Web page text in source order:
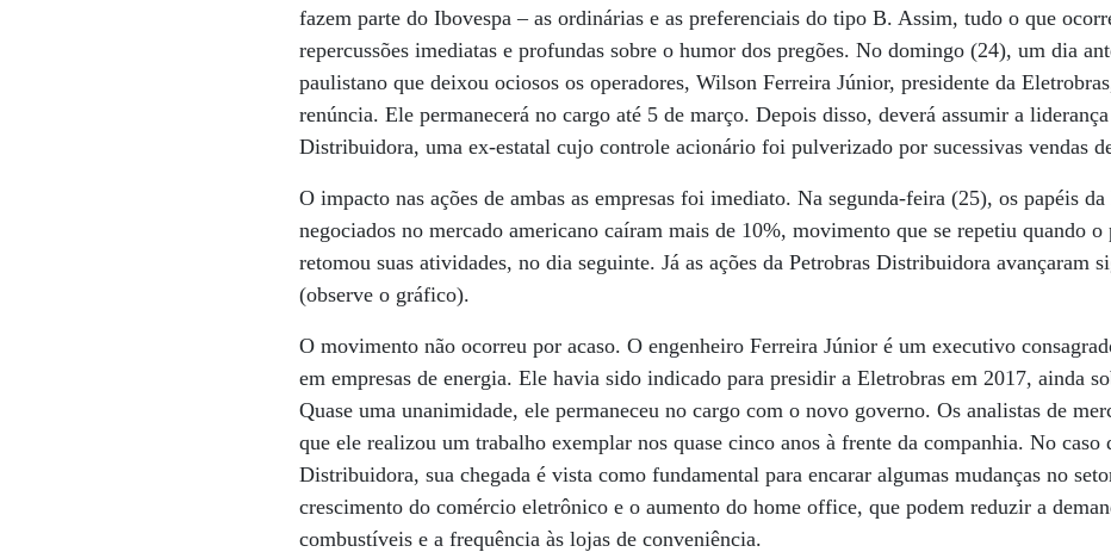
fazem parte do Ibovespa – as ordinárias e as preferenciais do tipo B. Assim, tudo o que
repercussões imediatas e profundas sobre o humor dos pregões. No domingo (24), um dia
paulistano que deixou ociosos os operadores, Wilson Ferreira Júnior, presidente da
renúncia. Ele permanecerá no cargo até 5 de março. Depois disso, deverá assumir a
Distribuidora, uma ex-estatal cujo controle acionário foi pulverizado por sucessivas vendas
O impacto nas ações de ambas as empresas foi imediato. Na segunda-feira (25), os papéis
negociados no mercado americano caíram mais de 10%, movimento que se repetiu quando
retomou suas atividades, no dia seguinte. Já as ações da Petrobras Distribuidora avançaram
(observe o gráfico).
O movimento não ocorreu por acaso. O engenheiro Ferreira Júnior é um executivo
em empresas de energia. Ele havia sido indicado para presidir a Eletrobras em 2017, ainda
Quase uma unanimidade, ele permaneceu no cargo com o novo governo. Os analistas de
que ele realizou um trabalho exemplar nos quase cinco anos à frente da companhia. No caso
Distribuidora, sua chegada é vista como fundamental para encarar algumas mudanças no
crescimento do comércio eletrônico e o aumento do home office, que podem reduzir a
combustíveis e a frequência às lojas de conveniência.